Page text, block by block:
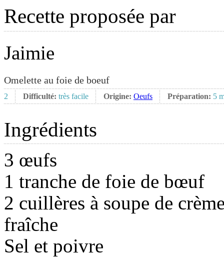
Recette proposée par
Jaimie
Omelette au foie de boeuf
2 Difficulté: très facile Origine: Oeufs Préparation: 5
Ingrédients
3 œufs
1 tranche de foie de bœuf
2 cuillères à soupe de
fraîche
Sel et poivre